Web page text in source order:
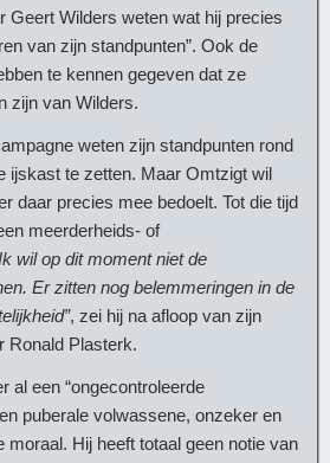
Geert Wilders weten wat hij precies
van zijn standpunten”. Ook de
te kennen gegeven dat ze
zijn van Wilders.
weten zijn standpunten rond
ijskast te zetten. Maar Omtzigt wil
daar precies mee bedoelt. Tot die tijd
meerderheids- of
wil op dit moment niet de
Er zitten nog belemmeringen in de
, zei hij na afloop van zijn
Ronald Plasterk.
al een “ongecontroleerde
puberale volwassene, onzeker en
moraal. Hij heeft totaal geen notie van